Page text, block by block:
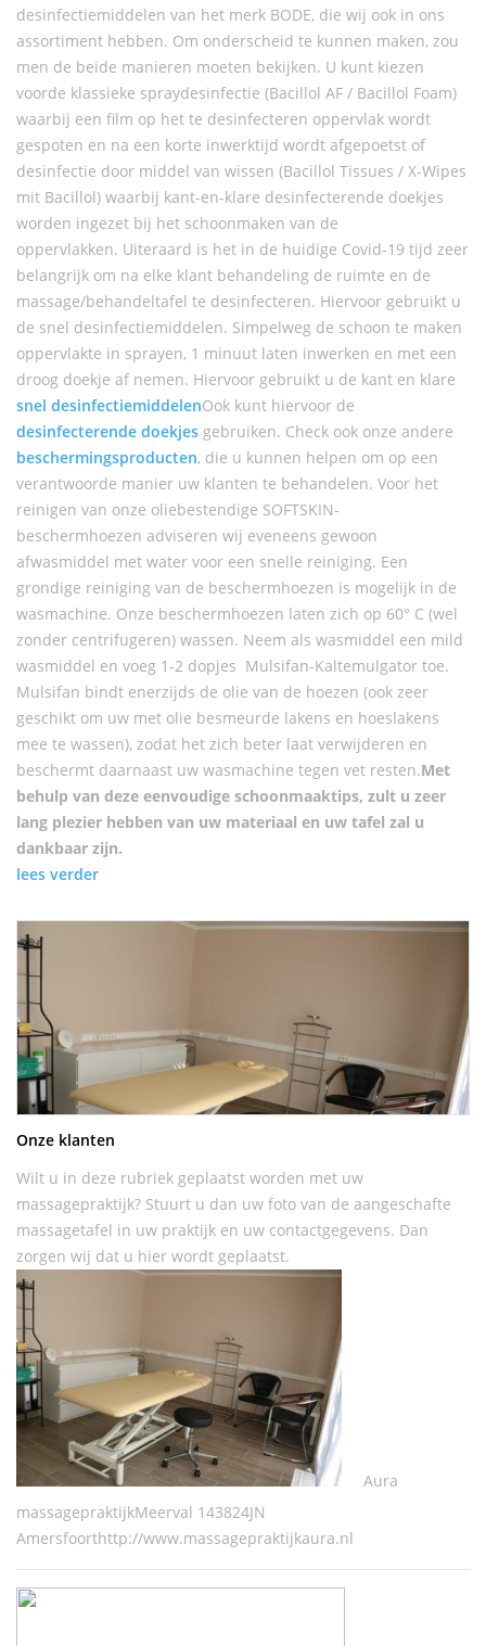
desinfectiemiddelen van het merk BODE, die wij ook in ons
assortiment hebben. Om onderscheid te kunnen maken, zou
men de beide manieren moeten bekijken. U kunt kiezen
voorde klassieke spraydesinfectie (Bacillol AF / Bacillol Foam)
waarbij een film op het te desinfecteren oppervlak wordt
gespoten en na een korte inwerktijd wordt afgepoetst of
desinfectie door middel van wissen (Bacillol Tissues / X-Wipes
mit Bacillol) waarbij kant-en-klare desinfecterende doekjes
worden ingezet bij het schoonmaken van de
oppervlakken. Uiteraard is het in de huidige Covid-19 tijd zeer
belangrijk om na elke klant behandeling de ruimte en de
massage/behandeltafel te desinfecteren. Hiervoor gebruikt u
de snel desinfectiemiddelen. Simpelweg de schoon te maken
oppervlakte in sprayen, 1 minuut laten inwerken en met een
droog doekje af nemen. Hiervoor gebruikt u de kant en klare
snel desinfectiemiddelenOok kunt hiervoor de
desinfecterende doekjes gebruiken. Check ook onze andere
beschermingsproducten, die u kunnen helpen om op een
verantwoorde manier uw klanten te behandelen. Voor het
reinigen van onze oliebestendige SOFTSKIN-
beschermhoezen adviseren wij eveneens gewoon
afwasmiddel met water voor een snelle reiniging. Een
grondige reiniging van de beschermhoezen is mogelijk in de
wasmachine. Onze beschermhoezen laten zich op 60° C (wel
zonder centrifugeren) wassen. Neem als wasmiddel een mild
wasmiddel en voeg 1-2 dopjes Mulsifan-Kaltemulgator toe.
Mulsifan bindt enerzijds de olie van de hoezen (ook zeer
geschikt om uw met olie besmeurde lakens en hoeslakens
mee te wassen), zodat het zich beter laat verwijderen en
beschermt daarnaast uw wasmachine tegen vet resten.Met
behulp van deze eenvoudige schoonmaaktips, zult u zeer
lang plezier hebben van uw materiaal en uw tafel zal u
dankbaar zijn.
lees verder
Onze klanten
Wilt u in deze rubriek geplaatst worden met uw
massagepraktijk? Stuurt u dan uw foto van de aangeschafte
massagetafel in uw praktijk en uw contactgegevens. Dan
zorgen wij dat u hier wordt geplaatst.
Aura
massagepraktijkMeerval 143824JN
Amersfoorthttp://www.massagepraktijkaura.nl